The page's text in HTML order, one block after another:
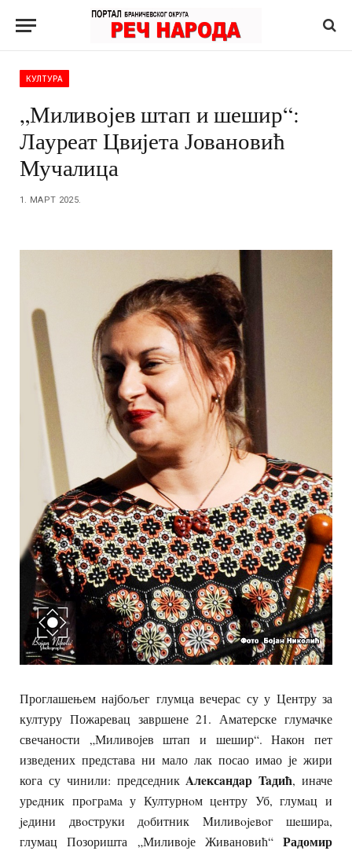
КУЛТУРА
„Миливојев штап и шешир“:
Лауреат Цвијета Јовановић
Мучалица
1. МАРТ 2025.
Проглашењем најбољег глумца вечерас су у Центру за
културу Пожаревац завршене 21. Аматерске глумачке
свечаности „Миливојев штап и шешир“. Након пет
изведених представа ни мало лак посао имао је жири
кога су чинили: председник Aлeксaндaр Taдић, иначе
урeдник прoгрaмa у Културнoм цeнтру Уб, глумaц и
jeдини двoструки дoбитник Mиливojeвoг шeширa,
глумац Позоришта „Миливоје Живановић“ Радомир